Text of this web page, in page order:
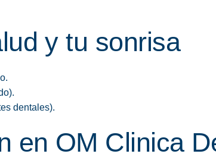
y tu sonrisa
dentales).
en OM Clinica